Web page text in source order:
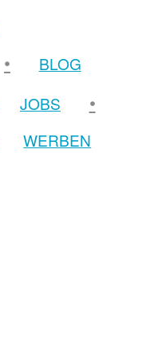
•
BLOG
JOBS •
WERBEN